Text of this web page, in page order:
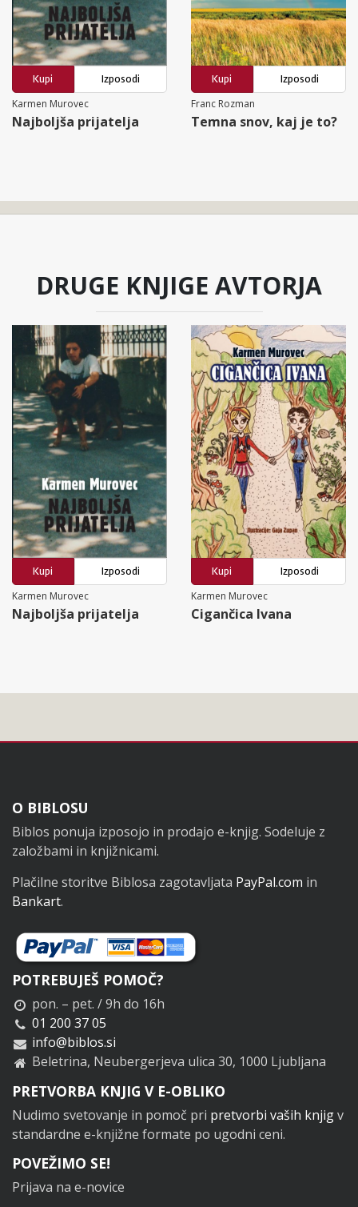
Kupi
Izposodi
Karmen Murovec
Najboljša prijatelja
Kupi
Izposodi
Franc Rozman
Temna snov, kaj je to?
DRUGE KNJIGE AVTORJA
Kupi
Izposodi
Karmen Murovec
Najboljša prijatelja
Kupi
Izposodi
Karmen Murovec
Cigančica Ivana
Noga
O BIBLOSU
Biblos ponuja izposojo in prodajo e-knjig. Sodeluje z
založbami in knjižnicami.
Plačilne storitve Biblosa zagotavljata PayPal.com in
Bankart.
POTREBUJEŠ POMOČ?
pon. – pet. / 9h do 16h
01 200 37 05
info@biblos.si
Beletrina, Neubergerjeva ulica 30, 1000 Ljubljana
PRETVORBA KNJIG V E-OBLIKO
Nudimo svetovanje in pomoč pri pretvorbi vaših knjigv
standardne e-knjižne formate po ugodni ceni.
POVEŽIMO SE!
Prijava na e-novice